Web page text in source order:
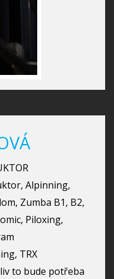
Alpinning,
Zumba B1, B2,
Piloxing,
TRX
to bude potřeba